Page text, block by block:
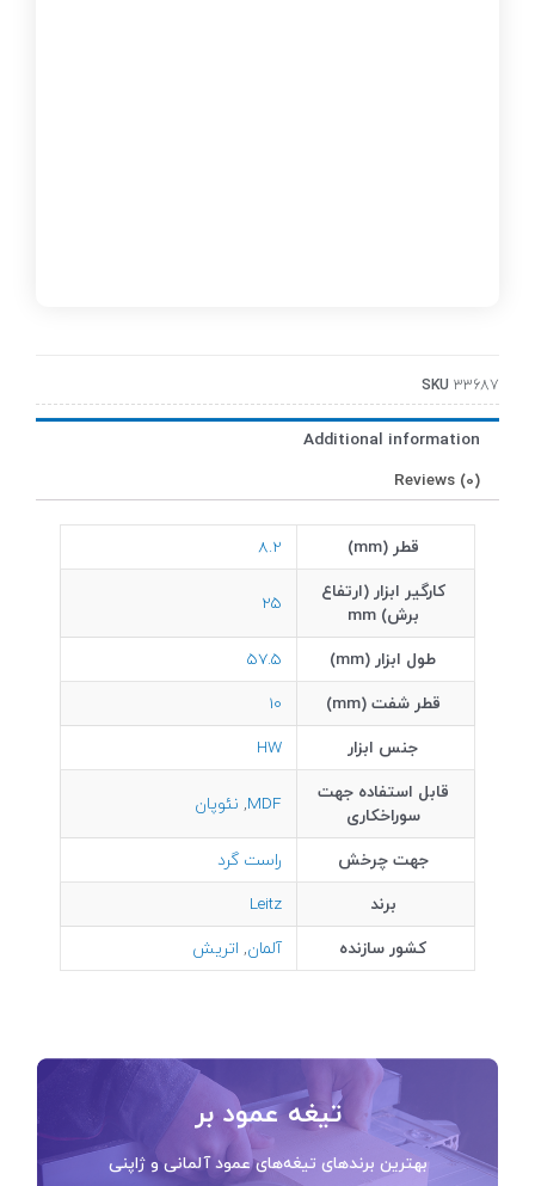
SKU 33687
Additional information
Reviews (0)
قطر (mm)
8.2
کارگیر ابزار (ارتفاع
برش) mm
25
طول ابزار (mm)
57.5
قطر شفت (mm)
10
جنس ابزار
HW
قابل استفاده جهت
سوراخکاری
MDF
, نئوپان
جهت چرخش
راست گرد
برند
Leitz
کشور سازنده
آلمان, اتریش
تیغه عمود بر
بهترین برندهای تیغه‌های عمود آلمانی و ژاپنی